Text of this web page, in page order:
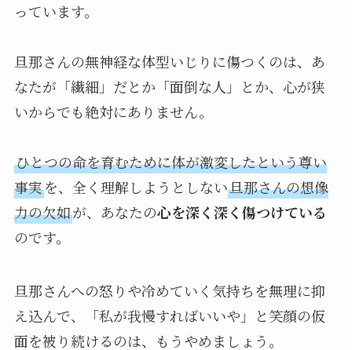
っています。
旦那さんの無神経な体型いじりに傷つくのは、あ
なたが「繊細」だとか「面倒な人」とか、心が狭
いからでも絶対にありません。
ひとつの命を育むために体が激変したという尊い
事実を、全く理解しようとしない旦那さんの想像
力の欠如が、あなたの心を深く深く傷つけている
のです。
旦那さんへの怒りや冷めていく気持ちを無理に抑
え込んで、「私が我慢すればいいや」と笑顔の仮
面を被り続けるのは、もうやめましょう。